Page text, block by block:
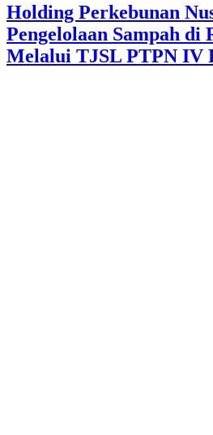
Holding Perkebunan
Pengelolaan Sampah di
Melalui TJSL PTPN IV